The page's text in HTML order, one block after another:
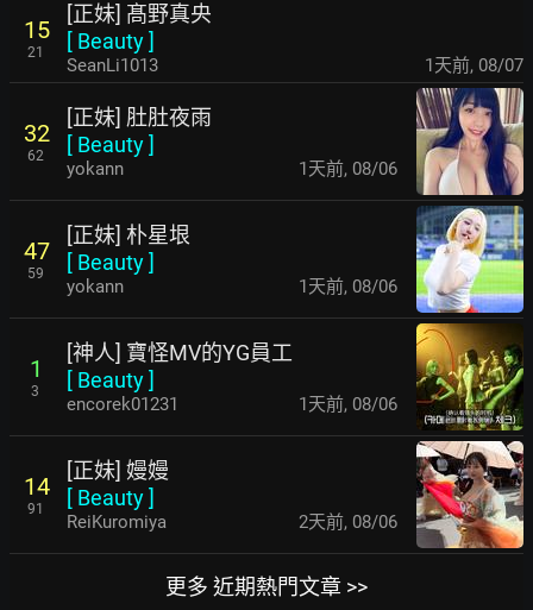
15
21
[正妹] 髙野真央
[ Beauty]
SeanLi1013 1天前, 08/07
32
62
[正妹] 肚肚夜雨
[ Beauty]
yokann 1天前, 08/06
47
59
[正妹] 朴星垠
[ Beauty]
yokann 1天前, 08/06
1
3
[神人] 寶怪MV的YG員工
[ Beauty]
encorek01231 1天前, 08/06
14
91
[正妹] 嫚嫚
[ Beauty]
ReiKuromiya 2天前, 08/06
更多 近期熱門文章 >>